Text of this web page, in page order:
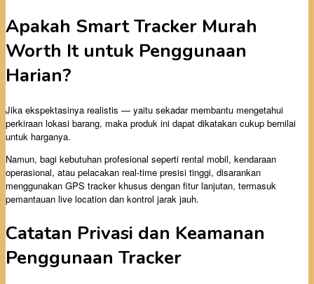
Apakah Smart Tracker Murah
Worth It untuk Penggunaan
Harian?
Jika ekspektasinya realistis — yaitu sekadar membantu mengetahui
perkiraan lokasi barang, maka produk ini dapat dikatakan cukup bernilai
untuk harganya.
Namun, bagi kebutuhan profesional seperti rental mobil, kendaraan
operasional, atau pelacakan real-time presisi tinggi, disarankan
menggunakan GPS tracker khusus dengan fitur lanjutan, termasuk
pemantauan live location dan kontrol jarak jauh.
Catatan Privasi dan Keamanan
Penggunaan Tracker